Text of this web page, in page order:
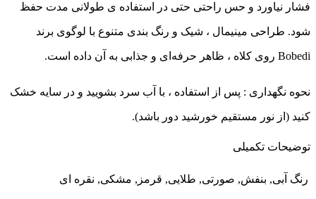
فشار نیاورد و حس راحتی حتی در استفاده ی طولانی‌ مدت حفظ
شود. طراحی مینیمال ، شیک و رنگ‌ بندی متنوع با لوگوی برند
Bobedi روی کلاه ، ظاهر حرفه‌ای و جذابی به آن داده است.
نحوه نگهداری : پس از استفاده ، با آب سرد بشویید و در سایه خشک
کنید (از نور مستقیم خورشید دور باشد).
توضیحات تکمیلی
رنگ آبی, بنفش, صورتی, طلایی, قرمز, مشکی, نقره ای